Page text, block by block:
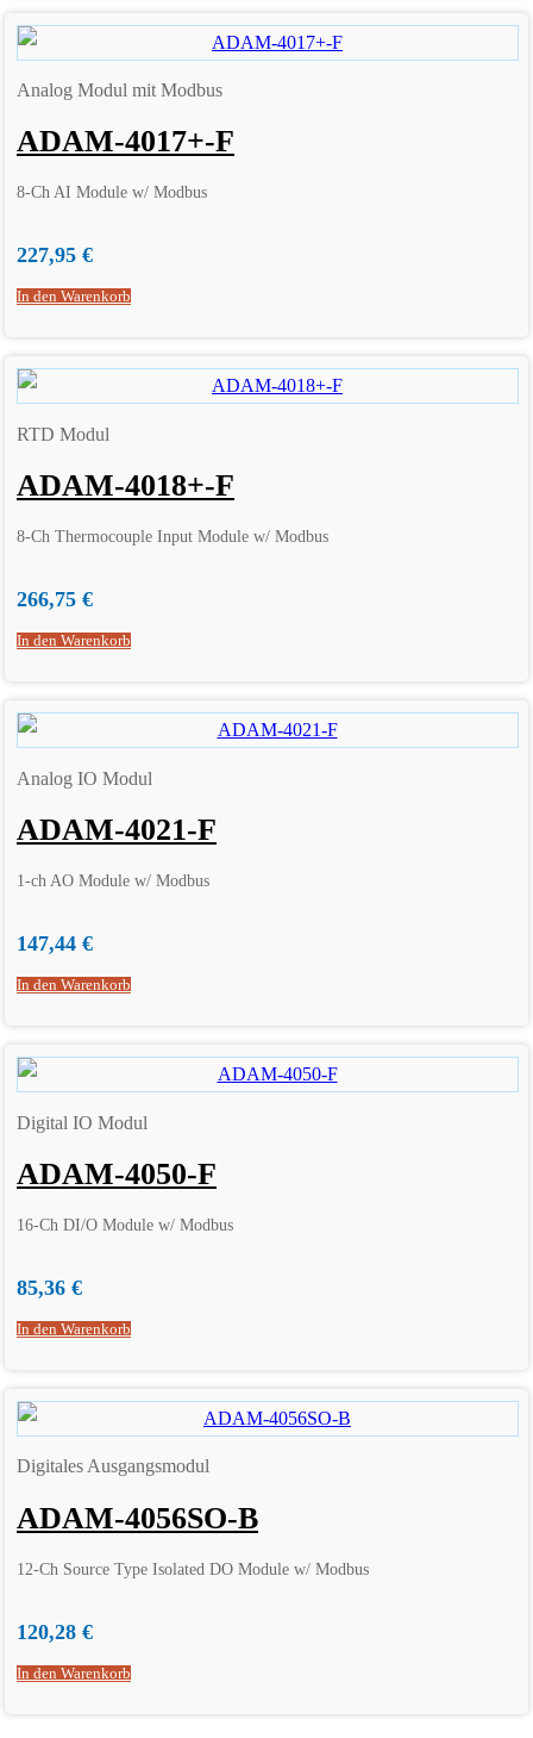
Analog Modul mit Modbus
ADAM-4017+-F
8-Ch AI Module w/ Modbus
227,95 €
In den Warenkorb
RTD Modul
ADAM-4018+-F
8-Ch Thermocouple Input Module w/ Modbus
266,75 €
In den Warenkorb
Analog IO Modul
ADAM-4021-F
1-ch AO Module w/ Modbus
147,44 €
In den Warenkorb
Digital IO Modul
ADAM-4050-F
16-Ch DI/O Module w/ Modbus
85,36 €
In den Warenkorb
Digitales Ausgangsmodul
ADAM-4056SO-B
12-Ch Source Type Isolated DO Module w/ Modbus
120,28 €
In den Warenkorb